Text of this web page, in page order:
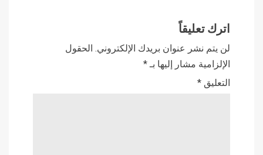
اترك تعليقاً
لن يتم نشر عنوان بريدك الإلكتروني. الحقول
الإلزامية مشار إليها بـ*
التعليق *